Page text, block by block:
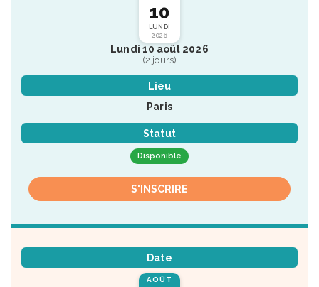
10
LUNDI
2026
Lundi 10 août 2026
(2 jours)
Lieu
Paris
Statut
Disponible
S'INSCRIRE
Date
AOÛT